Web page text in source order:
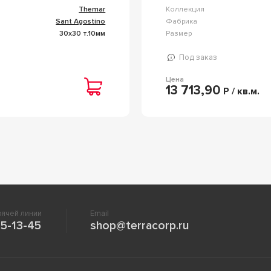
Themar
Sant Agostino
30x30 т.10мм
Коллекция
Фабрика
Размер
Под заказ
Цена
13 713,90 Р / кв.м.
линии
13-45
Email
shop@terracorp.ru